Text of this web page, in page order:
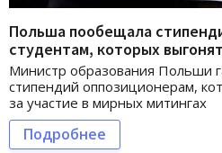
Польша пообещала
студентам, которых
Министр образования Польши
стипендий оппозиционерам,
за участие в мирных митингах
Подробнее